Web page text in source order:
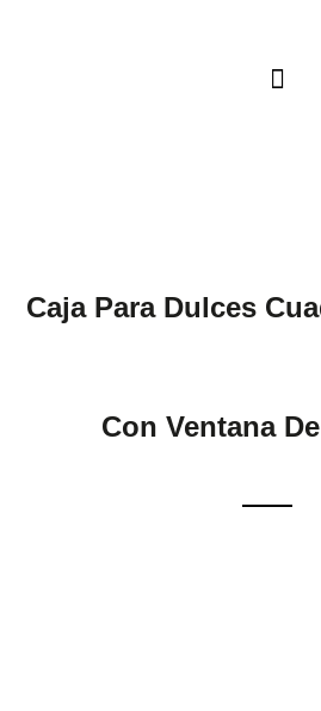
Caja Para Dulces
Con Ventana